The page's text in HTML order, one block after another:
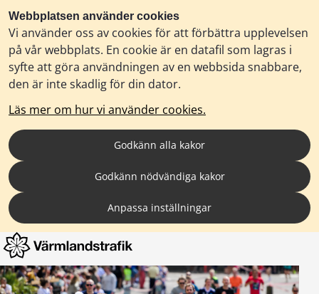
Webbplatsen använder cookies
Vi använder oss av cookies för att förbättra upplevelsen
på vår webbplats. En cookie är en datafil som lagras i
syfte att göra användningen av en webbsida snabbare,
den är inte skadlig för din dator.
Läs mer om hur vi använder cookies.
Godkänn alla kakor
Godkänn nödvändiga kakor
Anpassa inställningar